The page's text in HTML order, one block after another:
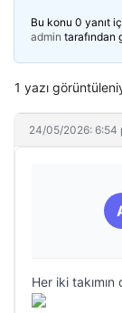
Bu konu 0 yanıt
admin tarafından
1 yazı
24/05/2026: 6:54
Her iki